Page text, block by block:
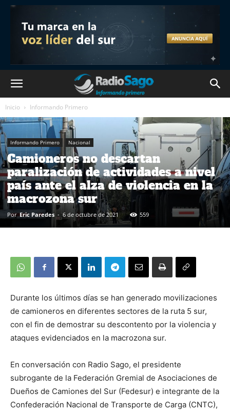
Inicio Informando Primero
Informando Primero Nacional
Camioneros no descartan
paralización de actividades a nivel
país ante el alza de violencia en la
macrozona sur
Por Eric Paredes - 6 de octubre de 2021 559
Durante los últimos días se han generado movilizaciones
de camioneros en diferentes sectores de la ruta 5 sur,
con el fin de demostrar su descontento por la violencia y
ataques evidenciados en la macrozona sur.
En conversación con Radio Sago, el presidente
subrogante de la Federación Gremial de Asociaciones de
Dueños de Camiones del Sur (Fedesur) e integrante de la
Confederación Nacional de Transporte de Carga (CNTC),